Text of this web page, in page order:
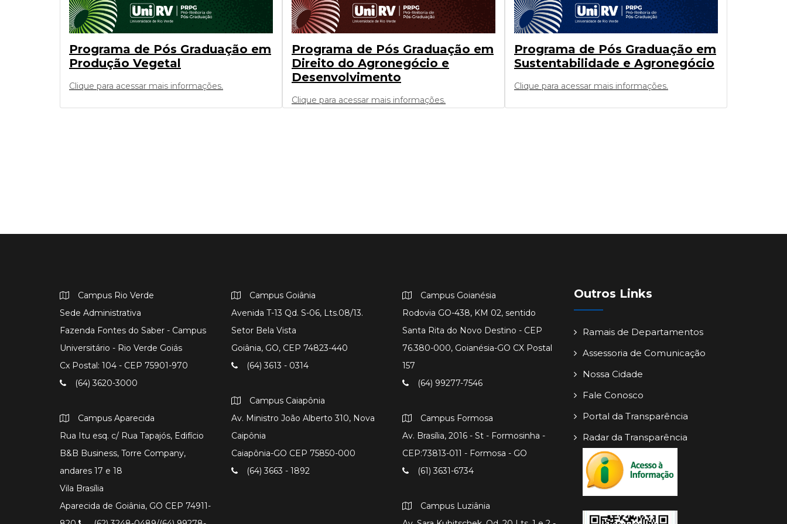
Programa de Pós Graduação em
Produção Vegetal
Clique para acessar mais informações.
Programa de Pós Graduação em
Direito do Agronegócio e
Desenvolvimento
Clique para acessar mais informações.
Programa de Pós Graduação em
Sustentabilidade e Agronegócio
Clique para acessar mais informações.
Campus Rio Verde
Sede Administrativa
Fazenda Fontes do Saber - Campus
Universitário - Rio Verde Goiás
Cx Postal: 104 - CEP 75901-970
(64) 3620-3000
Campus Aparecida
Rua Itu esq. c/ Rua Tapajós, Edifício
B&B Business, Torre Company,
andares 17 e 18
Vila Brasília
Aparecida de Goiânia, GO CEP 74911-
Campus Goiânia
Avenida T-13 Qd. S-06, Lts.08/13.
Setor Bela Vista
Goiânia, GO, CEP 74823-440
(64) 3613 - 0314
Campus Caiapônia
Av. Ministro João Alberto 310, Nova
Caipônia
Caiapônia-GO CEP 75850-000
(64) 3663 - 1892
Campus Goianésia
Rodovia GO-438, KM 02, sentido
Santa Rita do Novo Destino - CEP
76.380-000, Goianésia-GO CX Postal
157
(64) 99277-7546
Campus Formosa
Av. Brasília, 2016 - St - Formosinha -
CEP:73813-011 - Formosa - GO
(61) 3631-6734
Campus Luziânia
Outros Links
Ramais de Departamentos
Assessoria de Comunicação
Nossa Cidade
Fale Conosco
Portal da Transparência
Radar da Transparência